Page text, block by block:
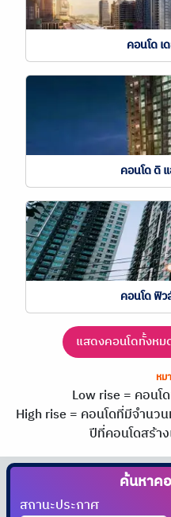
คอนโด เ
คอนโด ดิ
คอนโด ฟิ
แสดงคอนโดทั้งหม
หม
Low rise = คอนโ
High rise = คอนโดที่มีจำนว
ปีที่คอนโดสร้า
ค้นหาค
สถานะประกาศ